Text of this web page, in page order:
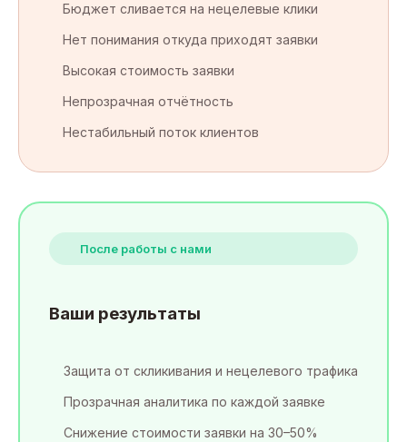
Бюджет сливается на нецелевые клики
Нет понимания откуда приходят заявки
Высокая стоимость заявки
Непрозрачная отчётность
Нестабильный поток клиентов
После работы с нами
Ваши результаты
Защита от скликивания и нецелевого трафика
Прозрачная аналитика по каждой заявке
Снижение стоимости заявки на 30–50%